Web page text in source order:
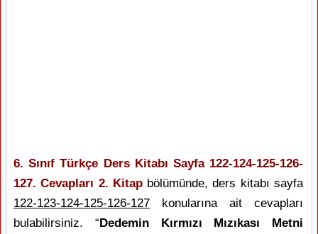
6. Sınıf Türkçe Ders Kitabı Sayfa 122-124-125-126-
127. Cevapları 2. Kitapbölümünde, ders kitabı sayfa
122-123-124-125-126-127 konularına ait cevapları
bulabilirsiniz. “Dedemin Kırmızı Mızıkası Metni